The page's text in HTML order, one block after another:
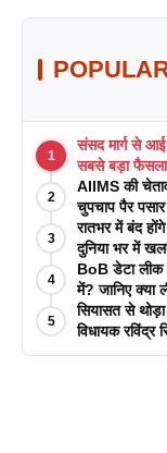
1
संसद मार्ग से आई
सबसे बड़ा
2
AIIMS की
चुपचाप पैर पसार
3
रातभर में बंद
दुनिया भर में
4
BoB डेटा लीक
में? जानिए क्या
5
सियासत से
विधायक रविंद्र